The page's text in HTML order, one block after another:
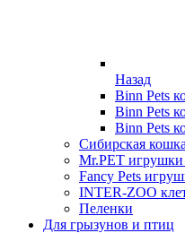
Назад
Binn Pets
Binn Pets
Binn Pets
Сибирская кошка
Mr.PET игрушки
Fancy Pets
INTER-ZOO
Пеленки
Для грызунов и птиц